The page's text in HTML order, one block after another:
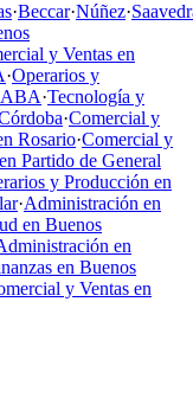
·Beccar·Núñez·
y Ventas en
·Operarios y
·Tecnología y
·Comercial y
Rosario·Comercial y
Partido de General
y Producción en
·Administración en
en Buenos
en
en Buenos
y Ventas en